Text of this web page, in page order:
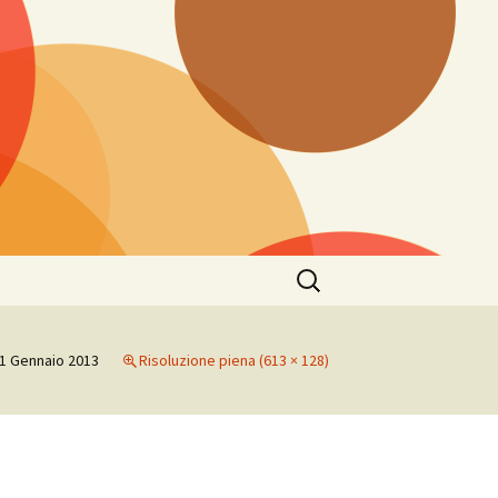
Ricerca
per:
Gennaio 2013 Risoluzione piena (613 × 128)